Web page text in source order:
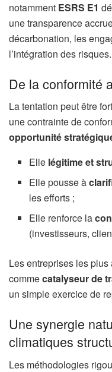
notamment ESRS E1
une transparence
décarbonation, les
l’intégration des risques.
De la conformité
La tentation peut être
une contrainte de
opportunité
Elle légitime et
Elle pousse à
les efforts ;
Elle renforce la
(investisseurs,
Les entreprises les
commecatalyseur de
un simple exercice de
Une synergie
climatiques
Les méthodologies